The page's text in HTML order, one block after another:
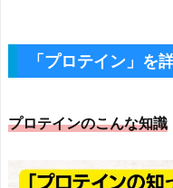
「プロテイン」を
プロテインのこんな知識